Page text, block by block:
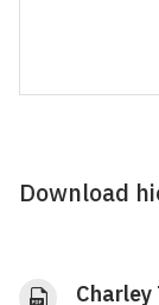
Download
Charley